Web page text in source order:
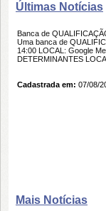
Últimas Notícias
Banca de
Uma banca de
14:00 LOCAL: Google
DETERMINANTES
Cadastrada em: 07/08/
Mais Notícias